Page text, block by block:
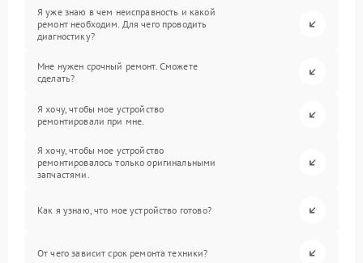
Я уже знаю в чем неисправность и какой
ремонт необходим. Для чего проводить
диагностику?
Мне нужен срочный ремонт. Сможете
сделать?
Я хочу, чтобы мое устройство
ремонтировали при мне.
Я хочу, чтобы мое устройство
ремонтировалось только оригинальными
запчастями.
Как я узнаю, что мое устройство готово?
От чего зависит срок ремонта техники?